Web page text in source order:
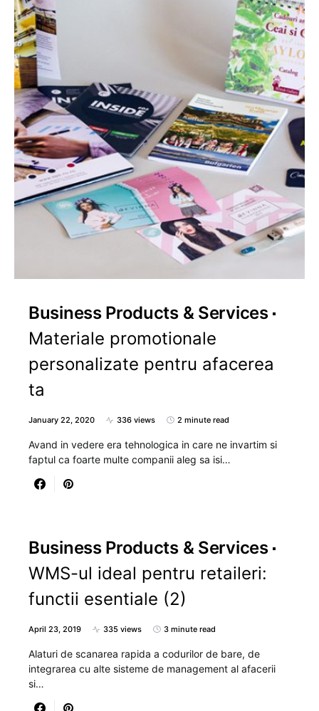
Business Products & Services
Materiale promotionale
personalizate pentru afacerea
ta
January 22, 2020 336 views 2 minute read
Avand in vedere era tehnologica in care ne invartim si
faptul ca foarte multe companii aleg sa isi…
Business Products & Services
WMS-ul ideal pentru retaileri:
functii esentiale (2)
April 23, 2019 335 views 3 minute read
Alaturi de scanarea rapida a codurilor de bare, de
integrarea cu alte sisteme de management al afacerii
si…